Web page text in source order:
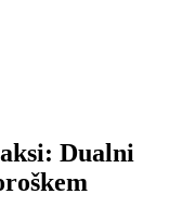
Dualni